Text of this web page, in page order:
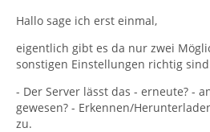
Hallo sage ich erst einmal,
eigentlich gibt es da nur zwei
sonstigen Einstellungen richtig
- Der Server lässt das - erneute? -
gewesen? - Erkennen/
zu.